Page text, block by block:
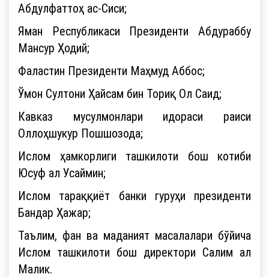
Абдулфаттоҳ ас-Сиси;
Яман Республикаси Президенти Абдураббу
Мансур Ҳодий;
Фаластин Президенти Маҳмуд Аббос;
Ўмон Султони Ҳайсам бин Ториқ Ол Саид;
Кавказ мусулмонлари идораси раиси
Оллоҳшукур Пошшозода;
Ислом ҳамкорлиги ташкилоти бош котиби
Юсуф ал Усаймин;
Ислом тараққиёт банки гуруҳи президенти
Бандар Ҳажар;
Таълим, фан ва маданият масалалари бўйича
Ислом ташкилоти бош директори Салим ал
Малик.